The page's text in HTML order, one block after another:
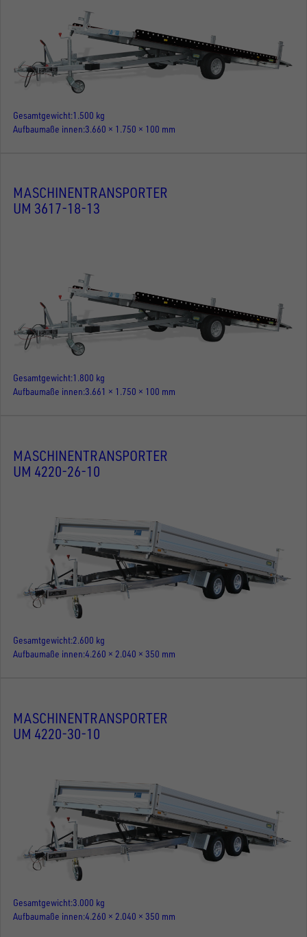
Gesamtgewicht 1.500 kg
Aufbaumaße innen 3.660 × 1.750 × 100 mm
MASCHINENTRANSPORTER
UM 3617-18-13
Gesamtgewicht 1.800 kg
Aufbaumaße innen 3.661 × 1.750 × 100 mm
MASCHINENTRANSPORTER
UM 4220-26-10
Gesamtgewicht 2.600 kg
Aufbaumaße innen 4.260 × 2.040 × 350 mm
MASCHINENTRANSPORTER
UM 4220-30-10
Gesamtgewicht3.000 kg
Aufbaumaße innen 4.260 × 2.040 × 350 mm